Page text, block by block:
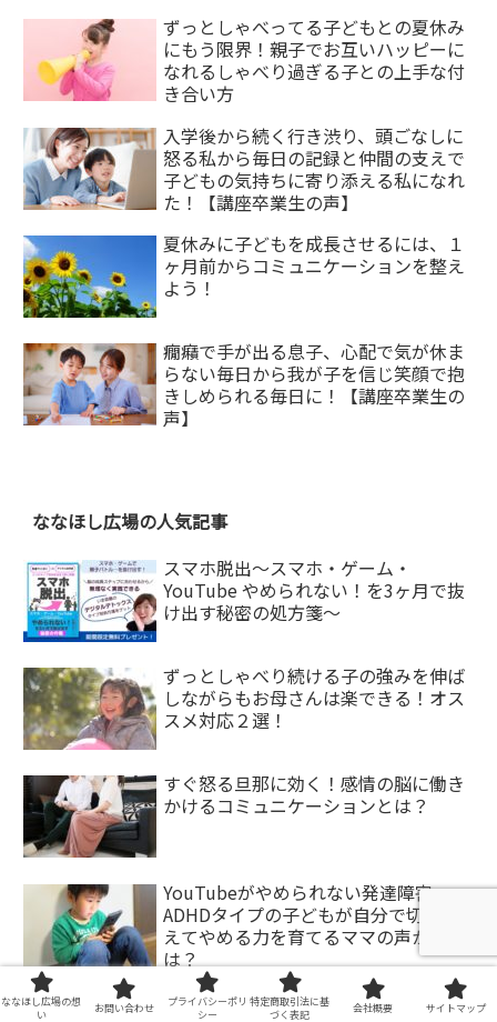
ずっとしゃべってる子どもとの夏休み
にもう限界！親子でお互いハッピーに
なれるしゃべり過ぎる子との上手な付
き合い方
入学後から続く行き渋り、頭ごなしに
怒る私から毎日の記録と仲間の支えで
子どもの気持ちに寄り添える私になれ
た！【講座卒業生の声】
夏休みに子どもを成長させるには、１
ヶ月前からコミュニケーションを整え
よう！
癇癪で手が出る息子、心配で気が休ま
らない毎日から我が子を信じ笑顔で抱
きしめられる毎日に！【講座卒業生の
声】
ななほし広場の人気記事
スマホ脱出〜スマホ・ゲーム・
YouTube やめられない！を3ヶ月で抜
け出す秘密の処方箋〜
ずっとしゃべり続ける子の強みを伸ば
しながらもお母さんは楽できる！オス
スメ対応２選！
すぐ怒る旦那に効く！感情の脳に働き
かけるコミュニケーションとは？
YouTubeがやめられない発達障害・
ADHDタイプの子どもが自分で切り替
えてやめる力を育てるママの声かけと
は？
人の話に割り込む子どもにうんざ
ななほし広場の想
い
お問い合わせ
プライバシーポリ
シー
特定商取引法に基
づく表記
会社概要 サイトマップ